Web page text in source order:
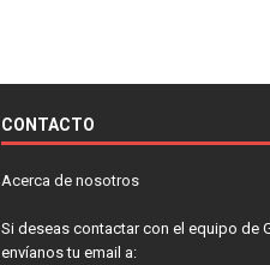
CONTACTO
Acerca de nosotros
Si deseas contactar con el equipo de
envíanos tu email a: